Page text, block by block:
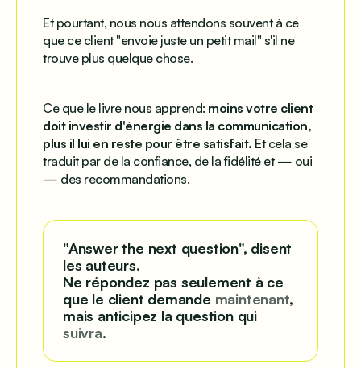
Et pourtant, nous nous attendons souvent à ce
que ce client "envoie juste un petit mail" s'il ne
trouve plus quelque chose.
Ce que le livre nous apprend: moins votre client
doit investir d'énergie dans la communication,
plus il lui en reste pour être satisfait. Et cela se
traduit par de la confiance, de la fidélité et — oui
— des recommandations.
"Answer the next question", disent
les auteurs.
Ne répondez pas seulement à ce
que le client demande maintenant,
mais anticipez la question qui
suivra.